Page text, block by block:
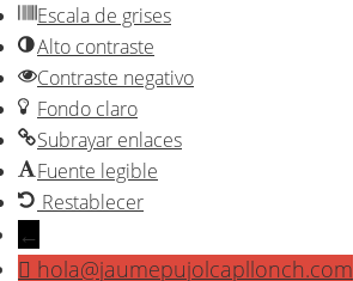
Escala de grises
Alto contraste
Contraste negativo
Fondo claro
Subrayar enlaces
Fuente legible
Restablecer
←
hola@jaumepujolcapllonch.com